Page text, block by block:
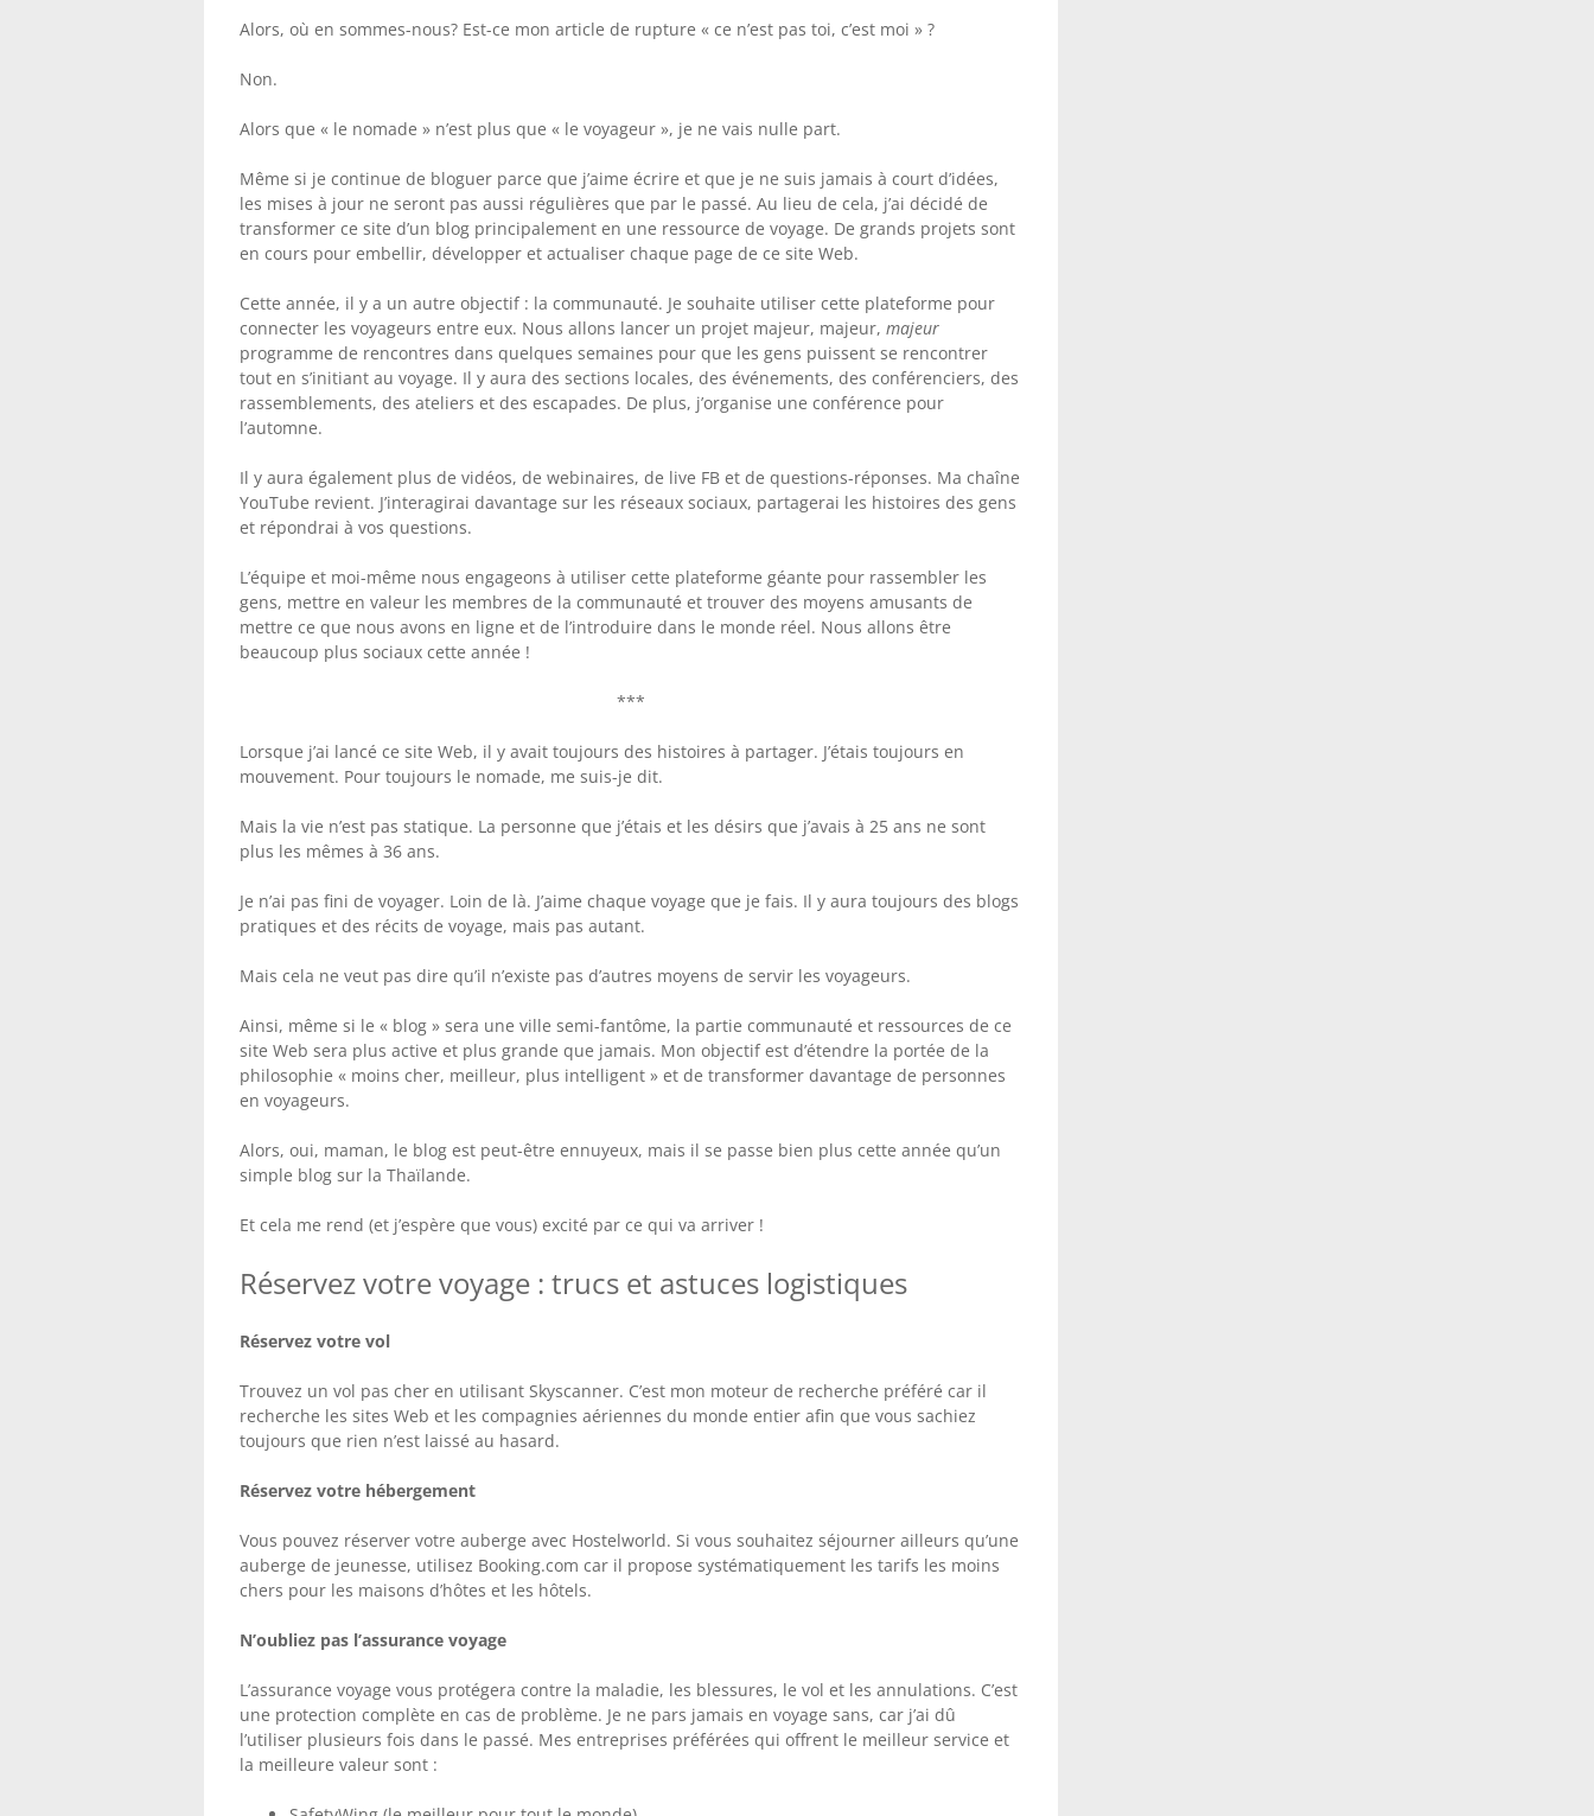
Alors, où en sommes-nous? Est-ce mon article de rupture « ce n’est pas toi, c’est moi » ?
Non.
Alors que « le nomade » n’est plus que « le voyageur », je ne vais nulle part.
Même si je continue de bloguer parce que j’aime écrire et que je ne suis jamais à court d’idées,
les mises à jour ne seront pas aussi régulières que par le passé. Au lieu de cela, j’ai décidé de
transformer ce site d’un blog principalement en une ressource de voyage. De grands projets sont
en cours pour embellir, développer et actualiser chaque page de ce site Web.
Cette année, il y a un autre objectif : la communauté. Je souhaite utiliser cette plateforme pour
connecter les voyageurs entre eux. Nous allons lancer un projet majeur, majeur, majeur
programme de rencontres dans quelques semaines pour que les gens puissent se rencontrer
tout en s’initiant au voyage. Il y aura des sections locales, des événements, des conférenciers, des
rassemblements, des ateliers et des escapades. De plus, j’organise une conférence pour
l’automne.
Il y aura également plus de vidéos, de webinaires, de live FB et de questions-réponses. Ma chaîne
YouTube revient. J’interagirai davantage sur les réseaux sociaux, partagerai les histoires des gens
et répondrai à vos questions.
L’équipe et moi-même nous engageons à utiliser cette plateforme géante pour rassembler les
gens, mettre en valeur les membres de la communauté et trouver des moyens amusants de
mettre ce que nous avons en ligne et de l’introduire dans le monde réel. Nous allons être
beaucoup plus sociaux cette année !
***
Lorsque j’ai lancé ce site Web, il y avait toujours des histoires à partager. J’étais toujours en
mouvement. Pour toujours le nomade, me suis-je dit.
Mais la vie n’est pas statique. La personne que j’étais et les désirs que j’avais à 25 ans ne sont
plus les mêmes à 36 ans.
Je n’ai pas fini de voyager. Loin de là. J’aime chaque voyage que je fais. Il y aura toujours des blogs
pratiques et des récits de voyage, mais pas autant.
Mais cela ne veut pas dire qu’il n’existe pas d’autres moyens de servir les voyageurs.
Ainsi, même si le « blog » sera une ville semi-fantôme, la partie communauté et ressources de ce
site Web sera plus active et plus grande que jamais. Mon objectif est d’étendre la portée de la
philosophie « moins cher, meilleur, plus intelligent » et de transformer davantage de personnes
en voyageurs.
Alors, oui, maman, le blog est peut-être ennuyeux, mais il se passe bien plus cette année qu’un
simple blog sur la Thaïlande.
Et cela me rend (et j’espère que vous) excité par ce qui va arriver !
Réservez votre voyage : trucs et astuces logistiques
Réservez votre vol
Trouvez un vol pas cher en utilisant Skyscanner. C’est mon moteur de recherche préféré car il
recherche les sites Web et les compagnies aériennes du monde entier afin que vous sachiez
toujours que rien n’est laissé au hasard.
Réservez votre hébergement
Vous pouvez réserver votre auberge avec Hostelworld. Si vous souhaitez séjourner ailleurs qu’une
auberge de jeunesse, utilisez Booking.com car il propose systématiquement les tarifs les moins
chers pour les maisons d’hôtes et les hôtels.
N’oubliez pas l’assurance voyage
L’assurance voyage vous protégera contre la maladie, les blessures, le vol et les annulations. C’est
une protection complète en cas de problème. Je ne pars jamais en voyage sans, car j’ai dû
l’utiliser plusieurs fois dans le passé. Mes entreprises préférées qui offrent le meilleur service et
la meilleure valeur sont :